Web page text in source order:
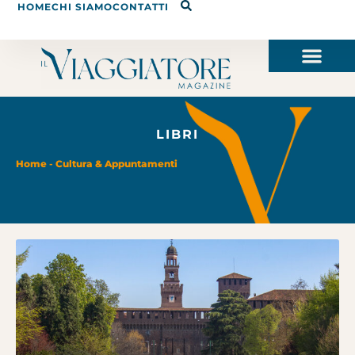
HOMECHI SIAMOCONTATTI
LIBRI
Home - Cultura & Appuntamenti